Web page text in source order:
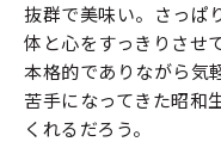
抜群で美味い。さっぱ
体と心をすっきりさせ
本格的でありながら気
苦手になってきた昭和
くれるだろう。